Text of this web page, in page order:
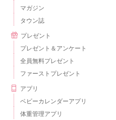
マガジン
タウン誌
プレゼント
プレゼント＆アンケート
全員無料プレゼント
ファーストプレゼント
アプリ
ベビーカレンダーアプリ
体重管理アプリ